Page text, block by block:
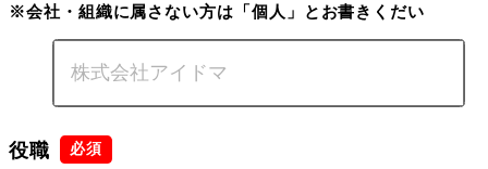
※会社・組織に属さない方は「個人」とお書きくだい
役職